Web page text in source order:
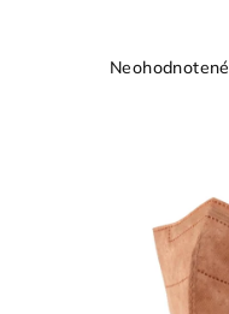
Priemerné
hviezdičiek.
Neohodnotené